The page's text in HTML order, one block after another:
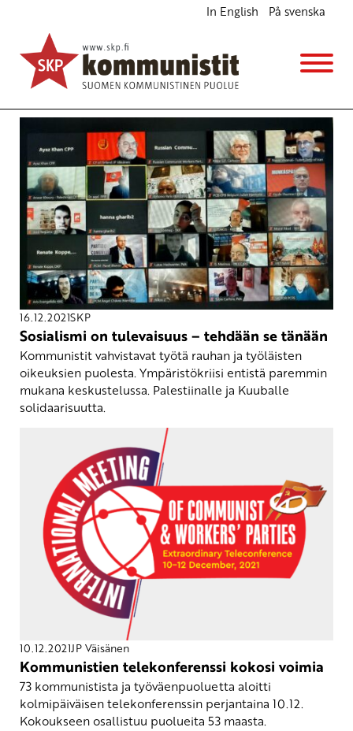
In English På svenska
IMCWP
16.12.2021SKP
Sosialismi on tulevaisuus – tehdään se tänään
Kommunistit vahvistavat työtä rauhan ja työläisten
oikeuksien puolesta. Ympäristökriisi entistä paremmin
mukana keskustelussa. Palestiinalle ja Kuuballe
solidaarisuutta.
10.12.2021JP Väisänen
Kommunistien telekonferenssi kokosi voimia
73 kommunistista ja työväenpuoluetta aloitti
kolmipäiväisen telekonferenssin perjantaina 10.12.
Kokoukseen osallistuu puolueita 53 maasta.